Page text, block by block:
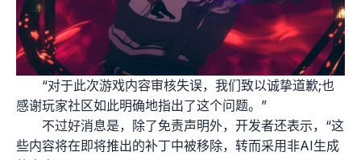
“对于此次游戏内容审核失误，我们致以诚挚道歉;也
感谢玩家社区如此明确地指出了这个问题。”
不过好消息是，除了免责声明外，开发者还表示，“这
些内容将在即将推出的补丁中被移除，转而采用非AI生成